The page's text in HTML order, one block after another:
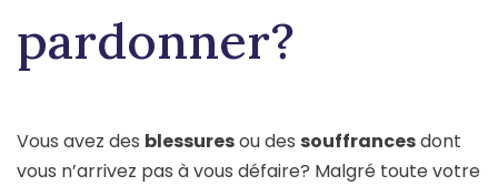
pardonner?
Vous avez des blessuresou des souffrancesdont
vous n’arrivez pas à vous défaire? Malgré toute votre